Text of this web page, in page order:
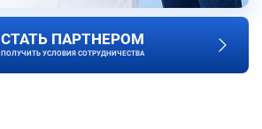
СТАТЬ ПАРТНЕРОМ
ПОЛУЧИТЬ УСЛОВИЯ СОТРУДНИЧЕСТВА